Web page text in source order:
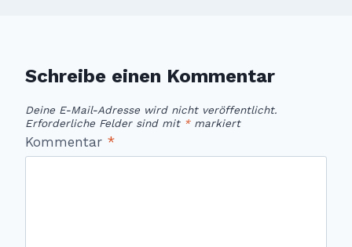
Schreibe einen Kommentar
Deine E-Mail-Adresse wird nicht veröffentlicht.
Erforderliche Felder sind mit *markiert
Kommentar *